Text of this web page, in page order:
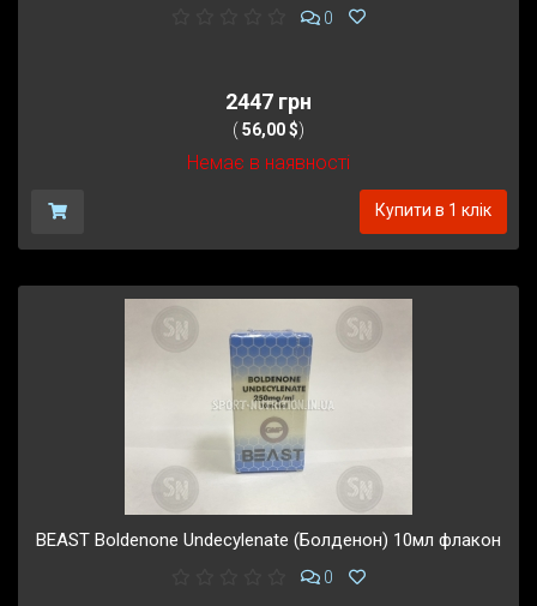
0
2447 грн
( 56,00 $)
Немає в наявності
Купити в 1 клік
BEAST Boldenone Undecylenate (Болденон) 10мл флакон
0